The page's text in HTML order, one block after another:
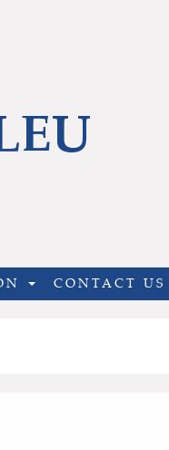
CONTACT US